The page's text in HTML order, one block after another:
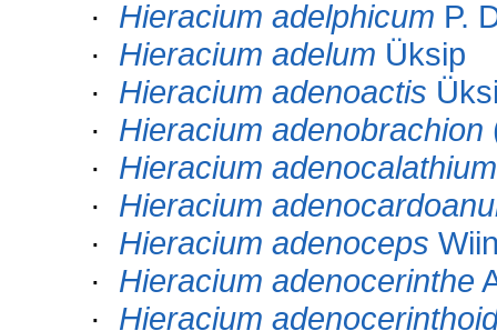
· Hieracium adelphicum P.
· Hieracium adelum Üksip
· Hieracium adenoactis
· Hieracium adenobrachion
· Hieracium adenocalathium
· Hieracium
· Hieracium adenoceps
· Hieracium adenocerinthe
· Hieracium